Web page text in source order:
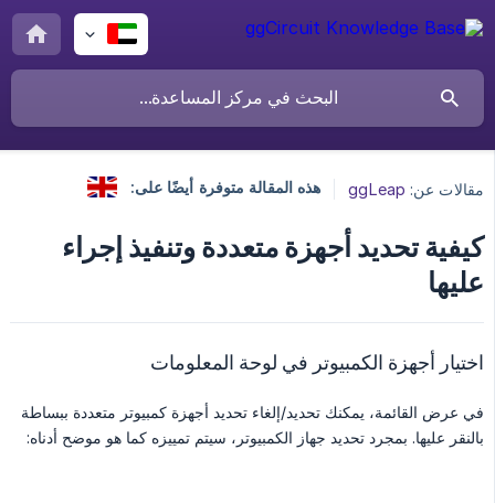
مقالات عن: ggLeap هذه المقالة متوفرة أيضًا على:
كيفية تحديد أجهزة متعددة وتنفيذ إجراء
عليها
اختيار أجهزة الكمبيوتر في لوحة المعلومات
في عرض القائمة، يمكنك تحديد/إلغاء تحديد أجهزة كمبيوتر متعددة ببساطة
بالنقر عليها. بمجرد تحديد جهاز الكمبيوتر، سيتم تمييزه كما هو موضح أدناه: